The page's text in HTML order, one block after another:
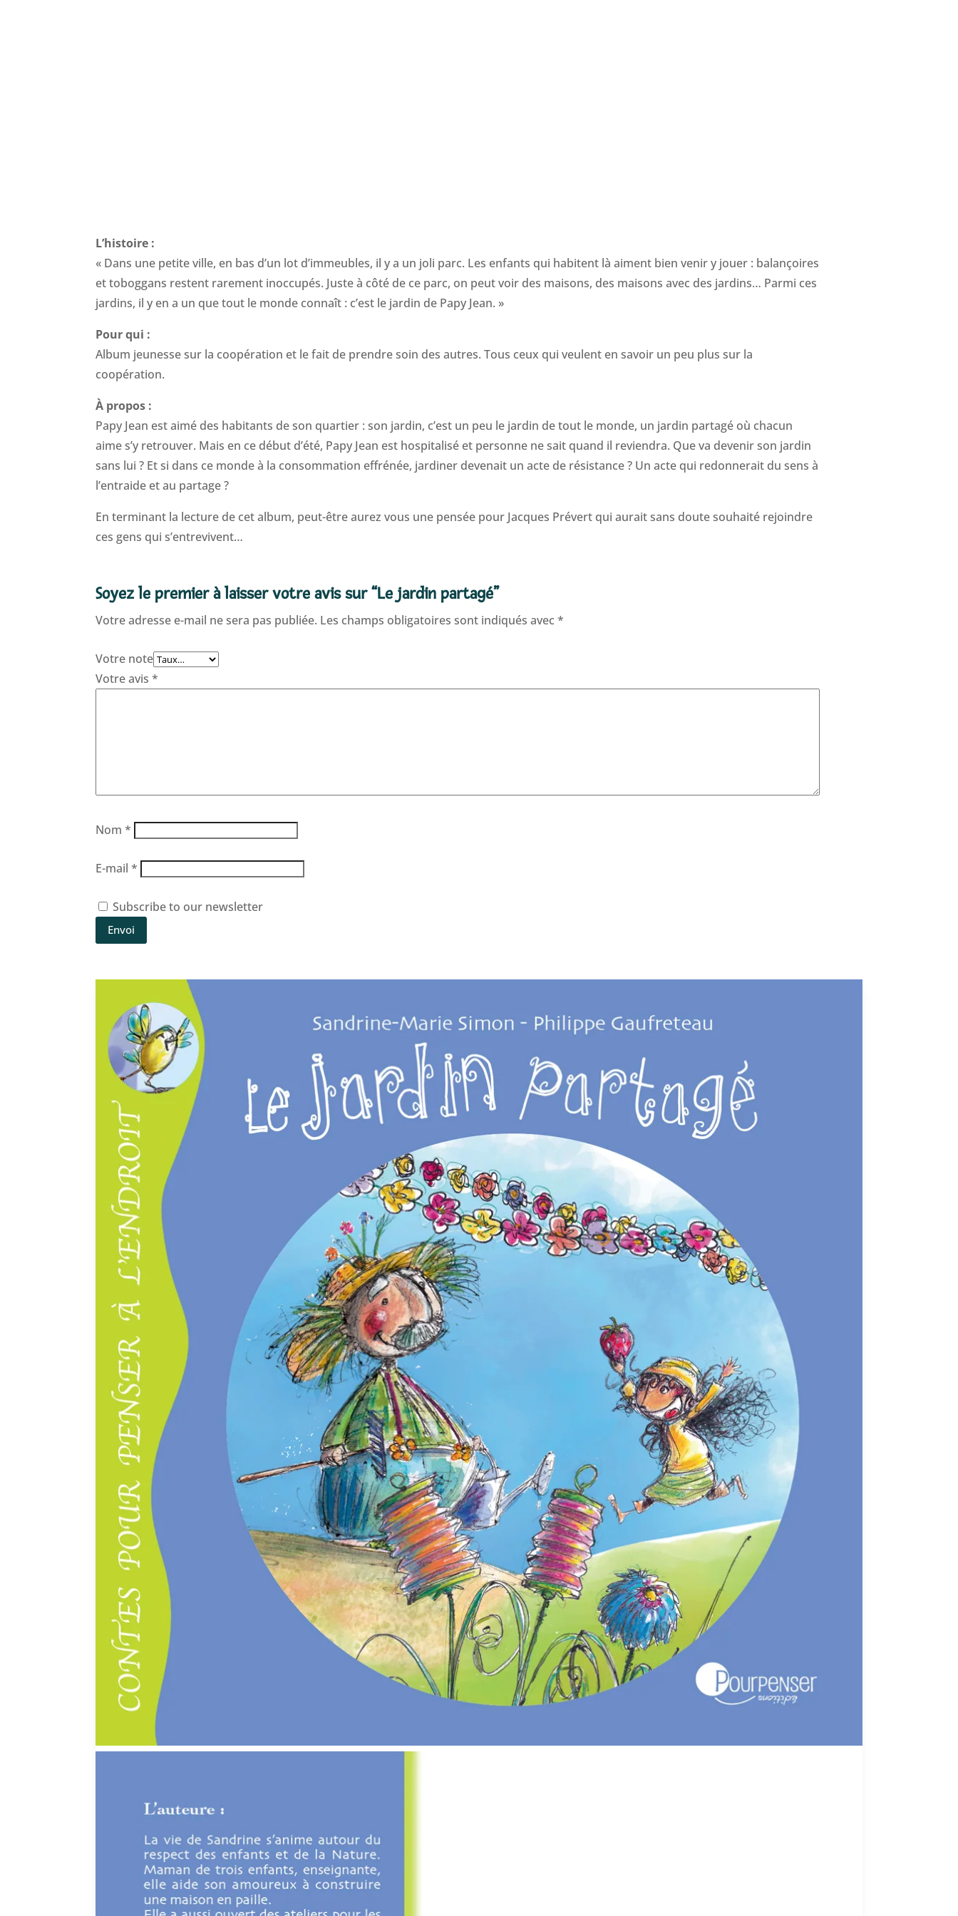
L’histoire :
« Dans une petite ville, en bas d’un lot d’immeubles, il y a un joli parc. Les enfants qui habitent là aiment bien venir y jouer : balançoires
et toboggans restent rarement inoccupés. Juste à côté de ce parc, on peut voir des maisons, des maisons avec des jardins… Parmi ces
jardins, il y en a un que tout le monde connaît : c’est le jardin de Papy Jean. »
Pour qui :
Album jeunesse sur la coopération et le fait de prendre soin des autres. Tous ceux qui veulent en savoir un peu plus sur la
coopération.
À propos :
Papy Jean est aimé des habitants de son quartier : son jardin, c’est un peu le jardin de tout le monde, un jardin partagé où chacun
aime s’y retrouver. Mais en ce début d’été, Papy Jean est hospitalisé et personne ne sait quand il reviendra. Que va devenir son jardin
sans lui ? Et si dans ce monde à la consommation effrénée, jardiner devenait un acte de résistance ? Un acte qui redonnerait du sens à
l’entraide et au partage ?
En terminant la lecture de cet album, peut-être aurez vous une pensée pour Jacques Prévert qui aurait sans doute souhaité rejoindre
ces gens qui s’entrevivent…
Soyez le premier à laisser votre avis sur “Le jardin partagé”
Votre adresse e-mail ne sera pas publiée. Les champs obligatoires sont indiqués avec*
Votre note
Votre avis*
Nom*
E-mail*
Subscribe to our newsletter
Envoi